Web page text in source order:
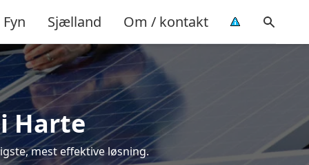
Fyn Sjælland Om / kontakt
Harte
mest effektive løsning.